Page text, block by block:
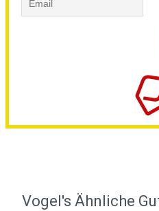
Vogel's Ähnliche